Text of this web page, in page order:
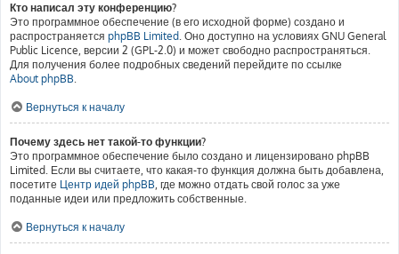
Кто написал эту конференцию?
Это программное обеспечение (в его исходной форме) создано и
распространяется phpBB Limited. Оно доступно на условиях GNU General
Public Licence, версии 2 (GPL-2.0) и может свободно распространяться.
Для получения более подробных сведений перейдите по ссылке
About phpBB.
Вернуться к началу
Почему здесь нет такой-то функции?
Это программное обеспечение было создано и лицензировано phpBB
Limited. Если вы считаете, что какая-то функция должна быть добавлена,
посетите Центр идей phpBB, где можно отдать свой голос за уже
поданные идеи или предложить собственные.
Вернуться к началу